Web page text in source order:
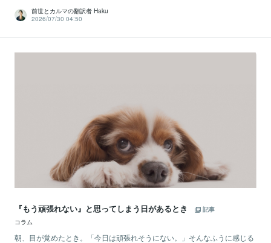
前世とカルマの翻訳者 Haku
2026/07/30 04:50
『もう頑張れない』と思ってしまう日があるとき
記事
コラム
朝、目が覚めたとき。「今日は頑張れそうにない。」そんなふうに感じる